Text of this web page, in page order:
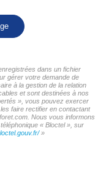
dans un fichier
gérer votre demande de
à la gestion de la relation
et sont destinées à nos
», vous pouvez exercer
faire rectifier en contactant
Nous vous informons
« Bloctel », sur
»